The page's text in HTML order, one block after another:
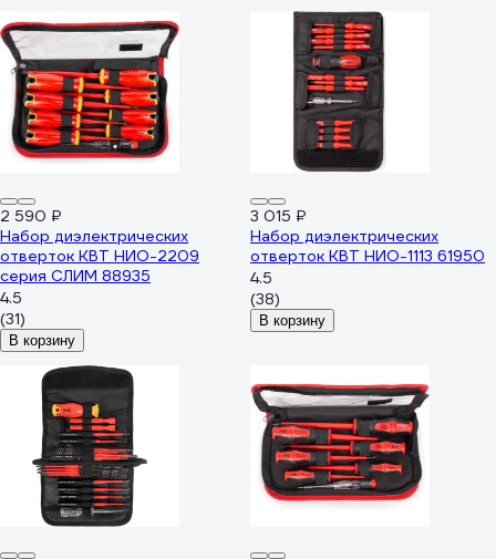
2 590 ₽
Набор диэлектрических
отверток КВТ НИО-2209
серия СЛИМ 88935
4.5
(31)
В корзину
3 015 ₽
Набор диэлектрических
отверток КВТ НИО-1113 61950
4.5
(38)
В корзину